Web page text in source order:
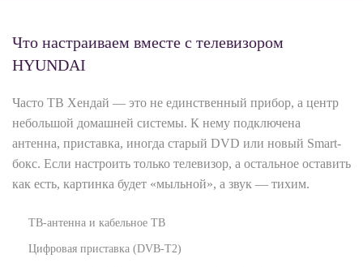
Что настраиваем вместе с телевизором
HYUNDAI
Часто ТВ Хендай — это не единственный прибор, а центр
небольшой домашней системы. К нему подключена
антенна, приставка, иногда старый DVD или новый Smart-
бокс. Если настроить только телевизор, а остальное оставить
как есть, картинка будет «мыльной», а звук — тихим.
ТВ‑антенна и кабельное ТВ
Цифровая приставка (DVB‑T2)